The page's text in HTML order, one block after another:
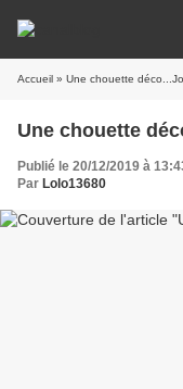
Accueil » Une chouette
Une chouette
Publié le 20/12/2019 à
Par Lolo13680